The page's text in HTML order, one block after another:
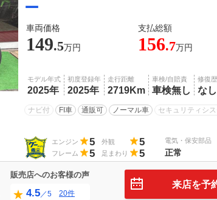
ー
車両価格 支払総額
149.5万円 156.7万円
モデル年式
2025年
初度登録年
2025年
走行距離
2719Km
車検/自賠責
車検無し
修復歴
なし
ナビ付 FI車 通販可 ノーマル車 セキュリティシ
エンジン 5 外観 5
フレーム 5 足まわり 5
電気・保安部品
正常
販売店へのお客様の声
4.5／5 20件
来店を予